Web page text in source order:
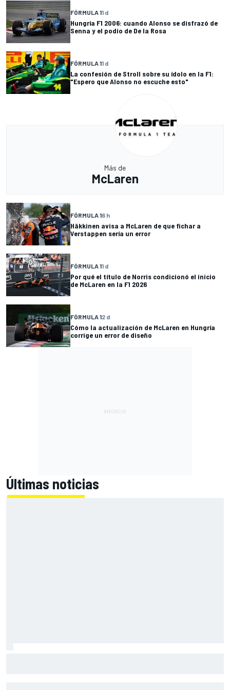
FÓRMULA 11 d
Hungría F1 2006: cuando Alonso se disfrazó de
Senna y el podio de De la Rosa
FÓRMULA 11 d
La confesión de Stroll sobre su ídolo en la F1:
"Espero que Alonso no escuche esto"
Más de
McLaren
FÓRMULA 16 h
Häkkinen avisa a McLaren de que fichar a
Verstappen sería un error
FÓRMULA 11 d
Por qué el título de Norris condicionó el inicio
de McLaren en la F1 2026
FÓRMULA 12 d
Cómo la actualización de McLaren en Hungría
corrige un error de diseño
Últimas noticias